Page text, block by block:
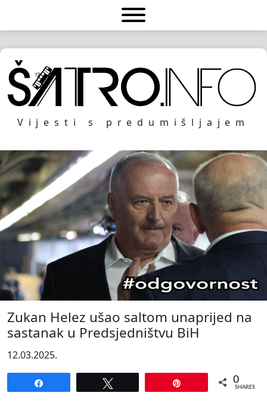
Vijesti s predumišljajem
Zukan Helez ušao saltom unaprijed na
sastanak u Predsjedništvu BiH
12.03.2025.
0
SHARES